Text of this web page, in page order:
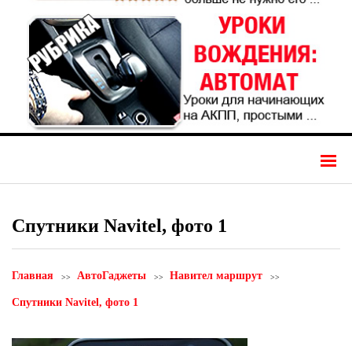
Спутники Navitel, фото 1
Главная АвтоГаджеты Навител маршрут
Спутники Navitel, фото 1